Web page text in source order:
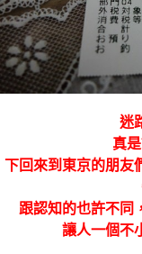
迷
真
下回來到東京的朋友
跟認知的也許不同
讓人一個不